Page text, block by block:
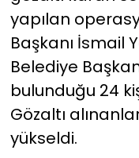
yapılan
Başkanı İsmail
Belediye
bulunduğu 24
Gözaltı
yükseldi.
Yurt